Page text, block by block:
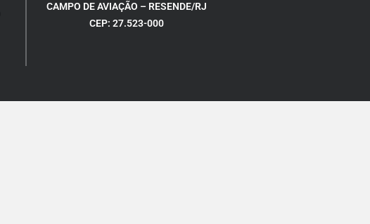
CAMPO DE AVIAÇÃO – RESENDE/RJ
CEP: 27.523-000